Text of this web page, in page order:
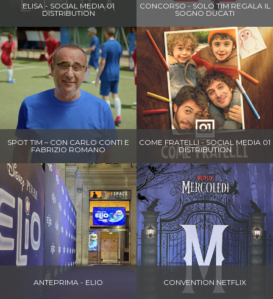
ELISA - SOCIAL MEDIA 01
DISTRIBUTION
CONCORSO - SOLO TIM REGALA IL
SOGNO DUCATI
SPOT TIM – CON CARLO CONTI E
FABRIZIO ROMANO
COME FRATELLI - SOCIAL MEDIA 01
DISTRIBUTION
ANTEPRIMA - ELIO CONVENTION NETFLIX